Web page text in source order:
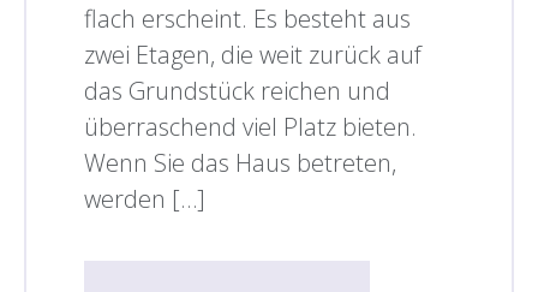
flach erscheint. Es besteht aus
zwei Etagen, die weit zurück auf
das Grundstück reichen und
überraschend viel Platz bieten.
Wenn Sie das Haus betreten,
werden […]